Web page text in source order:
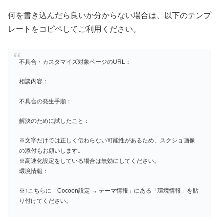
何を書き込んだら良いか分からない場合は、以下のテンプ
レートをコピペしてご利用ください。
不具合・カスタマイズ対象ページのURL：
相談内容：
不具合の発生手順：
解決のために試したこと：
※文字だけでは正しく伝わらない可能性があるため、スクショ画像
の添付もお願いします。
※高速化設定をしている場合は無効にしてください。
環境情報：
※↑こちらに「Cocoon設定 → テーマ情報」にある「環境情報」を貼
り付けてください。